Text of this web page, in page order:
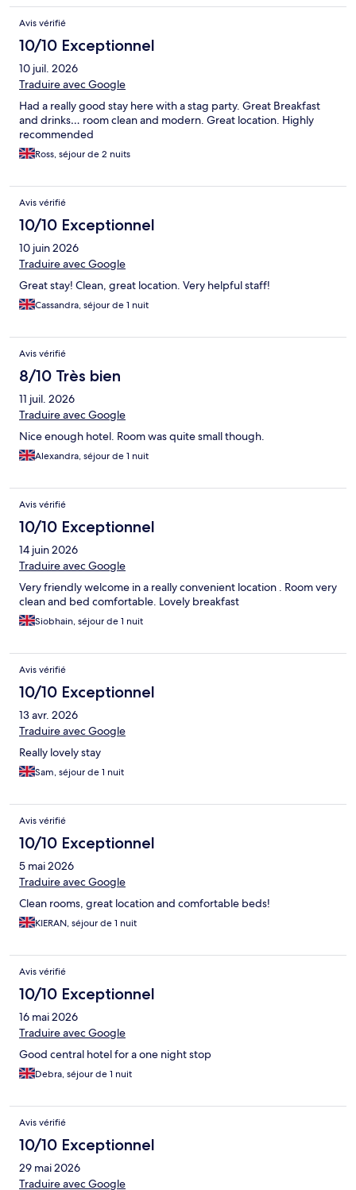
Avis vérifié
10/10 Exceptionnel
10 juil. 2026
Traduire avec Google
Had a really good stay here with a stag party. Great Breakfast
and drinks… room clean and modern. Great location. Highly
recommended
Ross, séjour de 2 nuits
Avis vérifié
10/10 Exceptionnel
10 juin 2026
Traduire avec Google
Great stay! Clean, great location. Very helpful staff!
Cassandra, séjour de 1 nuit
Avis vérifié
8/10 Très bien
11 juil. 2026
Traduire avec Google
Nice enough hotel. Room was quite small though.
Alexandra, séjour de 1 nuit
Avis vérifié
10/10 Exceptionnel
14 juin 2026
Traduire avec Google
Very friendly welcome in a really convenient location . Room very
clean and bed comfortable. Lovely breakfast
Siobhain, séjour de 1 nuit
Avis vérifié
10/10 Exceptionnel
13 avr. 2026
Traduire avec Google
Really lovely stay
Sam, séjour de 1 nuit
Avis vérifié
10/10 Exceptionnel
5 mai 2026
Traduire avec Google
Clean rooms, great location and comfortable beds!
KIERAN, séjour de 1 nuit
Avis vérifié
10/10 Exceptionnel
16 mai 2026
Traduire avec Google
Good central hotel for a one night stop
Debra, séjour de 1 nuit
Avis vérifié
10/10 Exceptionnel
29 mai 2026
Traduire avec Google